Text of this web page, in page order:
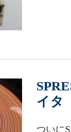
イタ
ついに